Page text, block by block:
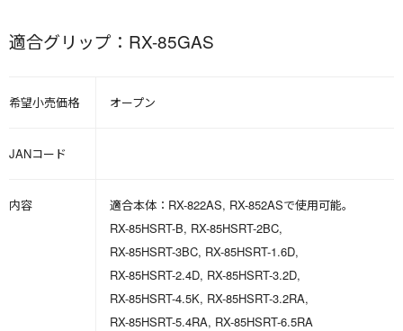
適合グリップ：RX-85GAS
希望小売価格 オープン
JANコード
内容
適合本体：RX-822AS, RX-852ASで使用可能。
RX-85HSRT-B, RX-85HSRT-2BC,
RX-85HSRT-3BC, RX-85HSRT-1.6D,
RX-85HSRT-2.4D, RX-85HSRT-3.2D,
RX-85HSRT-4.5K, RX-85HSRT-3.2RA,
RX-85HSRT-5.4RA, RX-85HSRT-6.5RA